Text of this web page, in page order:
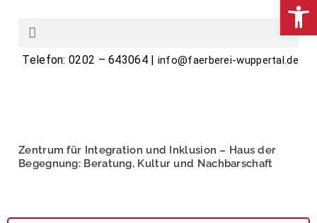
Telefon: 0202 – 643064 | info@faerberei-wuppertal.de
Zentrum für Integration und Inklusion – Haus der
Begegnung: Beratung, Kultur und Nachbarschaft